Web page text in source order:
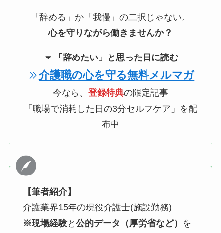
「辞める」か「我慢」の二択じゃない。
心を守りながら働きませんか？
「辞めたい」と思った日に読む
介護職の心を守る無料メルマガ
今なら、 登録特典の限定記事
「職場で消耗した日の3分セルフケア」を配
布中
【筆者紹介】
介護業界15年の現役介護士(施設勤務)
※現場経験と 公的データ（厚労省など）
を